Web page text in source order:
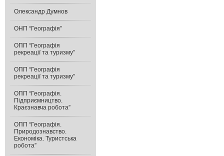
Олександр Думнов
ОНП “Географія”
ОПП “Географія
рекреації та туризму”
ОПП “Географія
рекреації та туризму”
ОПП “Географія.
Підприємництво.
Краєзнавча робота”
ОПП “Географія.
Природознавство.
Економіка. Туристська
робота”